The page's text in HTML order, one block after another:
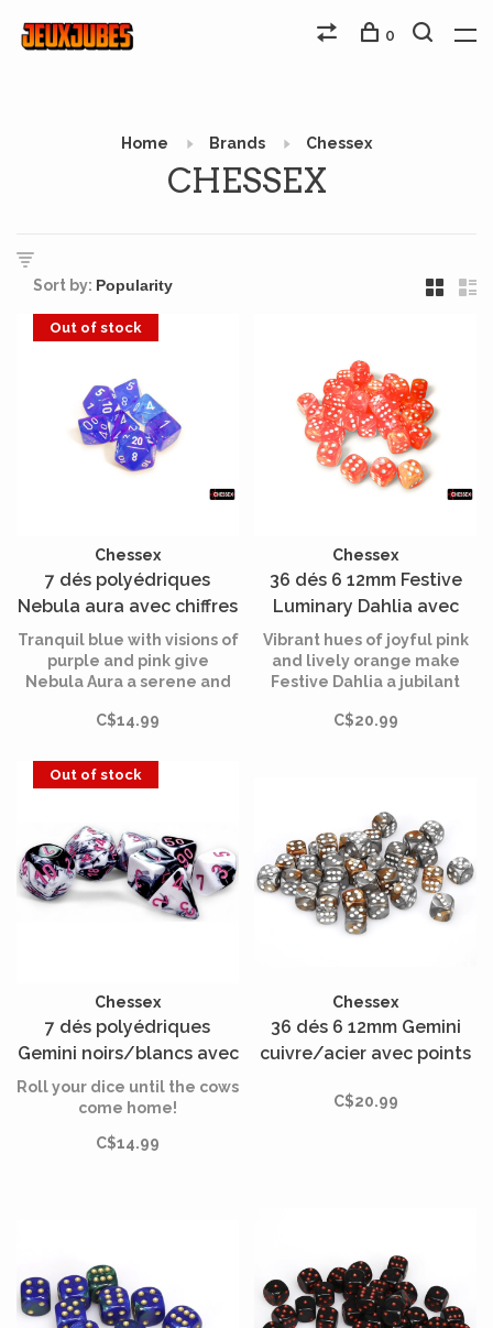
0
Home Brands Chessex
CHESSEX
Sort by:
Out of stock
Chessex
7 dés polyédriques
Nebula aura avec chiffres
blancs
Tranquil blue with visions of
purple and pink give
Nebula Aura a serene and
C$14.99
Chessex
36 dés 6 12mm Festive
Luminary Dahlia avec
points blancs
Vibrant hues of joyful pink
and lively orange make
Festive Dahlia a jubilant
C$20.99
Out of stock
Chessex
7 dés polyédriques
Gemini noirs/blancs avec
chiffres roses
Roll your dice until the cows
come home!
C$14.99
Chessex
36 dés 6 12mm Gemini
cuivre/acier avec points
C$20.99